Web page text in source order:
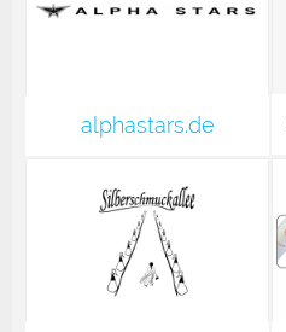
alphastars.de